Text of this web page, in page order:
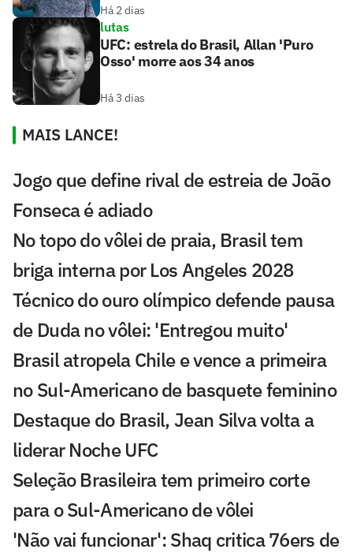
Há 2 dias
lutas
UFC: estrela do Brasil, Allan 'Puro
Osso' morre aos 34 anos
Há 3 dias
MAIS LANCE!
Jogo que define rival de estreia de João
Fonseca é adiado
No topo do vôlei de praia, Brasil tem
briga interna por Los Angeles 2028
Técnico do ouro olímpico defende pausa
de Duda no vôlei: 'Entregou muito'
Brasil atropela Chile e vence a primeira
no Sul-Americano de basquete feminino
Destaque do Brasil, Jean Silva volta a
liderar Noche UFC
Seleção Brasileira tem primeiro corte
para o Sul-Americano de vôlei
'Não vai funcionar': Shaq critica 76ers de